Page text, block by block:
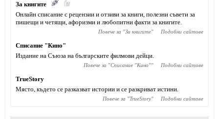
За книгите
Онлайн списание с рецензии и отзиви за книги, полезни съвети за
пишещи и четящи, афоризми и любопитни факти за книгите.
Повече за "За книгите" Подобни сайтове
Списание "Кино"
Издание на Съюза на българските филмови дейци.
Повече за "Списание "Кино"" Подобни сайтове
TrueStory
Място, където се разказват истории и се разкриват истини.
Повече за "TrueStory" Подобни сайтове